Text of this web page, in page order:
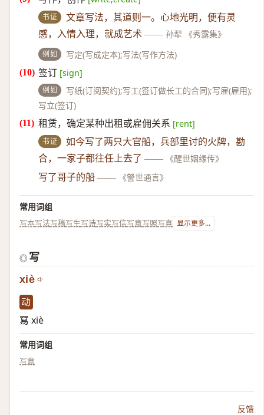
书证
文章写法，其道则一。心地光明，便有灵
感，入情入理，就成艺术 —— 孙犁 《秀露集》
例如 写定(写成定本);写法(写作方法)
签订 [sign]
例如
写纸(订阅契约);写工(签订做长工的合同);写雇(雇用);
写立(签订)
租赁，确定某种出租或雇佣关系 [rent]
书证
如今写了两只大官船，兵部里讨的火牌，勘
合，一家子都往任上去了 —— 《醒世姻缘传》
写了哥子的船 —— 《警世通言》
常用词组
写本写法写稿写生写诗写实写信写意写照写真 显示更多...
◎ 写
xiè
动
冩 xiè
常用词组
写意
反馈